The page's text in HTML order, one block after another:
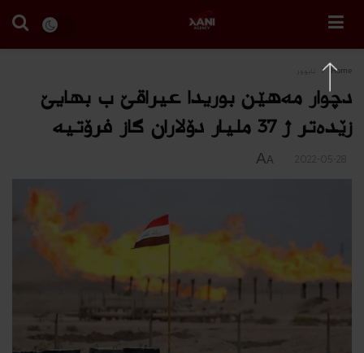
Home ئابوور
دچوار مه‌هێن بوریدا عیراقێ ب بهایێ
زێده‌تر ژ 37 ملیار دۆلاران گاز فرۆتیه‌
A
A